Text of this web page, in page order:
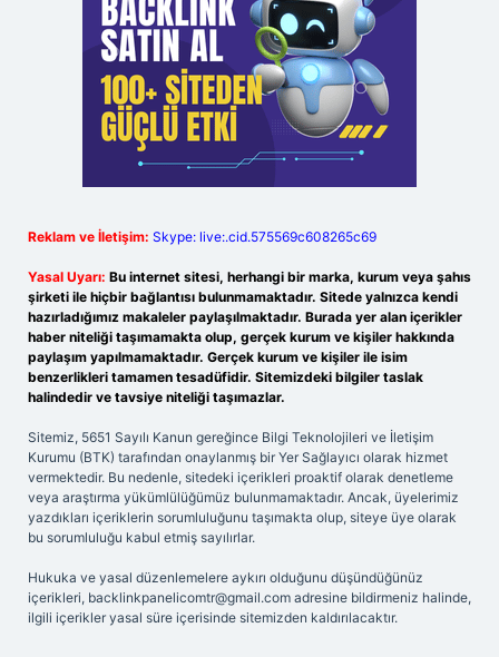
Reklam ve İletişim: Skype: live:.cid.575569c608265c69
Yasal Uyarı: Bu internet sitesi, herhangi bir marka, kurum veya şahıs
şirketi ile hiçbir bağlantısı bulunmamaktadır. Sitede yalnızca kendi
hazırladığımız makaleler paylaşılmaktadır. Burada yer alan içerikler
haber niteliği taşımamakta olup, gerçek kurum ve kişiler hakkında
paylaşım yapılmamaktadır. Gerçek kurum ve kişiler ile isim
benzerlikleri tamamen tesadüfidir. Sitemizdeki bilgiler taslak
halindedir ve tavsiye niteliği taşımazlar.
Sitemiz, 5651 Sayılı Kanun gereğince Bilgi Teknolojileri ve İletişim
Kurumu (BTK) tarafından onaylanmış bir Yer Sağlayıcı olarak hizmet
vermektedir. Bu nedenle, sitedeki içerikleri proaktif olarak denetleme
veya araştırma yükümlülüğümüz bulunmamaktadır. Ancak, üyelerimiz
yazdıkları içeriklerin sorumluluğunu taşımakta olup, siteye üye olarak
bu sorumluluğu kabul etmiş sayılırlar.
Hukuka ve yasal düzenlemelere aykırı olduğunu düşündüğünüz
içerikleri, backlinkpanelicomtr@gmail.com adresine bildirmeniz halinde,
ilgili içerikler yasal süre içerisinde sitemizden kaldırılacaktır.